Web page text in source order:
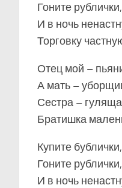
Гоните
И в ночь
Торговку
Отец мой –
А мать –
Сестра –
Братишка
Купите
Гоните
И в ночь